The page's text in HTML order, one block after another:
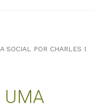
SOCIAL POR CHARLES
UMA